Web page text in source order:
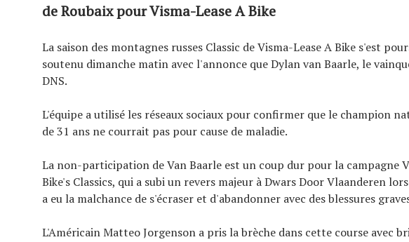
de Roubaix pour Visma-Lease A Bike
La saison des montagnes russes Classic de Visma-Lease A Bike s'est
soutenu dimanche matin avec l'annonce que Dylan van Baarle, le
DNS.
L'équipe a utilisé les réseaux sociaux pour confirmer que le champion
de 31 ans ne courrait pas pour cause de maladie.
La non-participation de Van Baarle est un coup dur pour la campagne
Bike's Classics, qui a subi un revers majeur à Dwars Door Vlaanderen
a eu la malchance de s'écraser et d'abandonner avec des blessures
L'Américain Matteo Jorgenson a pris la brèche dans cette course avec